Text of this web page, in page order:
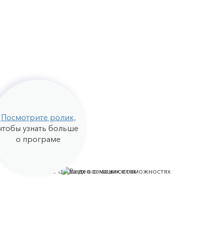
Посмотрите ролик,
узнать больше
о програме